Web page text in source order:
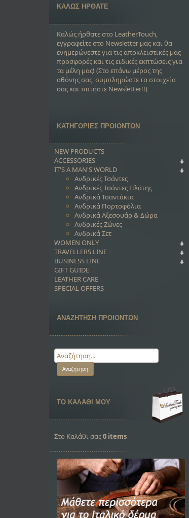
ΚΑΛΩΣ ΗΡΘΑΤΕ
Καλώς ήρθατε στο LeatherTouch,
εγγραφείτε στο Newsletter μας και θα
ενημερώνεστε για τις αποκλειστικές μας
προσφορές και τις ειδικές εκπτώσεις για
τα μέλη μας! (Στο επάνω μέρος της
οθόνης σας, συμπληρώστε τα στοιχεία
σας και πατήστε Newsletter!!)
ΚΑΤΗΓΟΡΙΕΣ ΠΡΟΙΟΝΤΩΝ
NEW PRODUCTS
ACCESSORIES
IT'S A MAN'S WORLD
Ανδρικές Τσάντες
Ανδρικές Τσάντες Πλάτης
Ανδρικά Τσαντάκια
Ανδρικά Πορτοφόλια
Ανδρικά Αξεσουάρ & Δώρα
Ανδρικές Ζώνες
Ανδρικά Σετ
WOMEN ONLY
TRAVELLERS LINE
BUSINESS LINE
GIFT GUIDE
LEATHER CARE
SPECIAL OFFERS
ΑΝΑΖΗΤΗΣΗ ΠΡΟΙΟΝΤΩΝ
ΤΟ ΚΑΛΑΘΙ ΜΟΥ
Στο Καλάθι σας0 items